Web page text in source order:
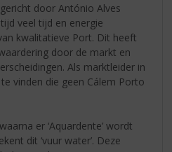
door António Alves
veel tijd en energie
kwalitatieve Port. Dit heeft
door de markt en
Als marktleider in
vinden die geen Cálem Porto
er ‘Aquardente’ wordt
dit ‘vuur water’. Deze